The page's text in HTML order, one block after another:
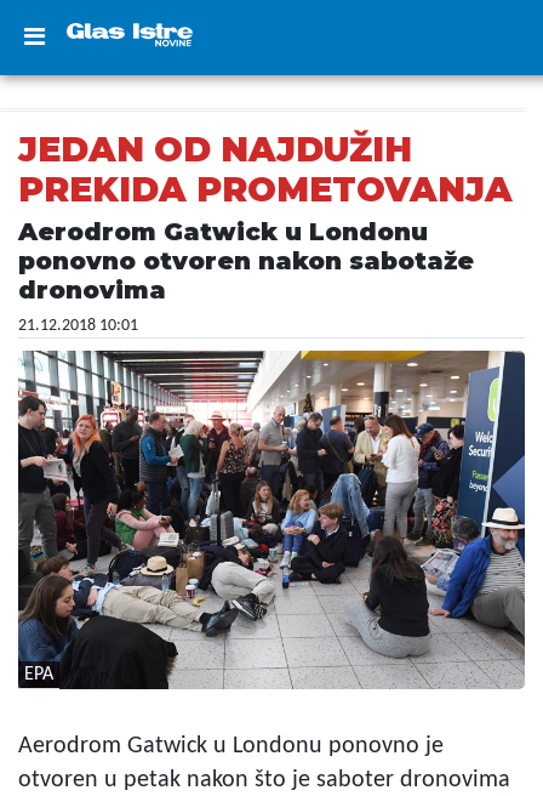
JEDAN OD NAJDUŽIH
PREKIDA PROMETOVANJA
Aerodrom Gatwick u Londonu
ponovno otvoren nakon sabotaže
dronovima
21.12.2018 10:01
EPA
Aerodrom Gatwick u Londonu ponovno je
otvoren u petak nakon što je saboter dronovima